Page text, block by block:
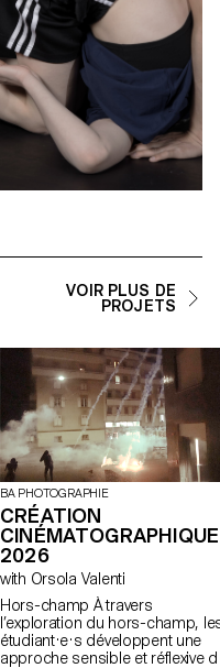
VOIR PLUS DE
PROJETS
BA PHOTOGRAPHIE
CRÉATION
2026
with Orsola Valenti
Hors-champ À travers
l’exploration du hors-champ,
étudiant·e·s développent une
approche sensible et réflexive